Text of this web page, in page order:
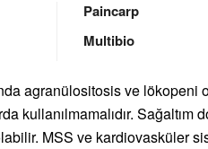
Paincarp
Multibio
agranülositosis ve
kullanılmamalıdır. Sağaltım
MSS ve kardiovasküler